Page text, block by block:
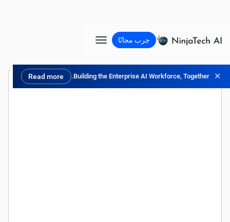
Building the Enterprise AI Workforce, Together.
Read more ✕
جرب مجانًا